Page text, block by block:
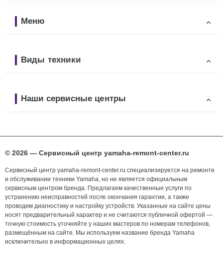
Меню
Виды техники
Наши сервисные центры
© 2026 — Сервисный центр yamaha-remont-center.ru
Сервисный центр yamaha-remont-center.ru специализируется на ремонте
и обслуживании техники Yamaha, но не является официальным
сервисным центром бренда. Предлагаем качественные услуги по
устранению неисправностей после окончания гарантии, а также
проводим диагностику и настройку устройств. Указанные на сайте цены
носят предварительный характер и не считаются публичной офертой —
точную стоимость уточняйте у наших мастеров по номерам телефонов,
размещённым на сайте. Мы используем название бренда Yamaha
исключительно в информационных целях.